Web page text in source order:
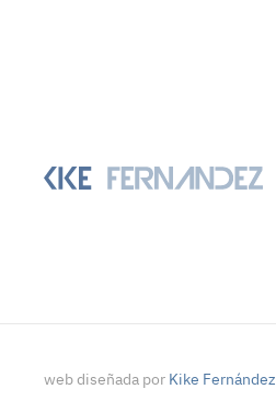
web diseñada por Kike Fernández